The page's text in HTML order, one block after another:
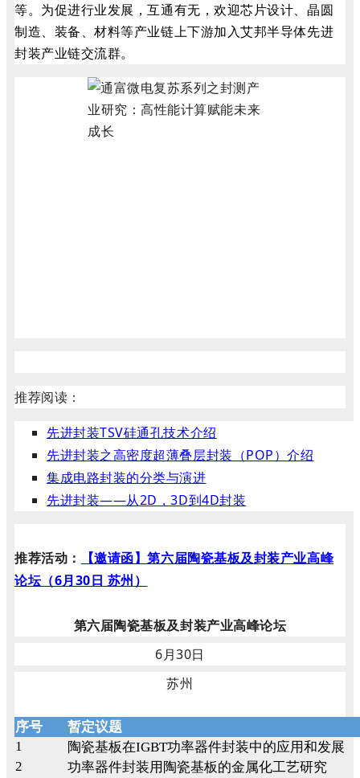
等。为促进行业发展，互通有无，欢迎芯片设计、晶圆
制造、装备、材料等产业链上下游加入艾邦半导体先进
封装产业链交流群。
推荐阅读：
先进封装TSV硅通孔技术介绍
先进封装之高密度超薄叠层封装（POP）介绍
集成电路封装的分类与演进
先进封装——从2D，3D到4D封装
推荐活动：
【邀请函】第六届陶瓷基板及封装产业高峰
论坛（6月30日 苏州）
第六届陶瓷基板及封装产业高峰论坛
6月30日
苏州
序号
暂定议题
1
陶瓷基板在IGBT功率器件封装中的应用和发展
2
功率器件封装用陶瓷基板的金属化工艺研究